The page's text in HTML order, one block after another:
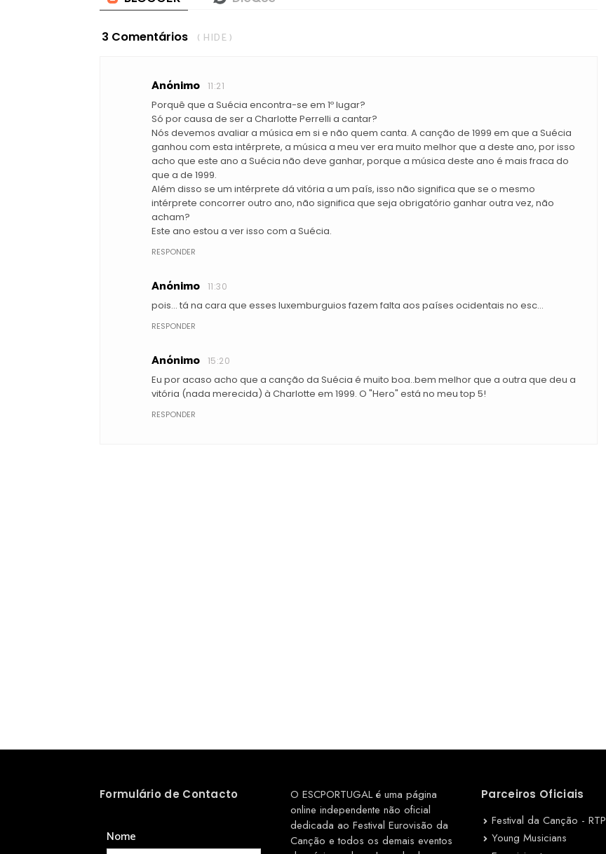
3 Comentários ( HIDE )
Anónimo 11:21
Porquê que a Suécia encontra-se em 1º lugar?
Só por causa de ser a Charlotte Perrelli a cantar?
Nós devemos avaliar a música em si e não quem canta. A canção de 1999 em que a Suécia
ganhou com esta intérprete, a música a meu ver era muito melhor que a deste ano, por isso
acho que este ano a Suécia não deve ganhar, porque a música deste ano é mais fraca do
que a de 1999.
Além disso se um intérprete dá vitória a um país, isso não significa que se o mesmo
intérprete concorrer outro ano, não significa que seja obrigatório ganhar outra vez, não
acham?
Este ano estou a ver isso com a Suécia.
RESPONDER
Anónimo 11:30
pois... tá na cara que esses luxemburguios fazem falta aos países ocidentais no esc...
RESPONDER
Anónimo 15:20
Eu por acaso acho que a canção da Suécia é muito boa..bem melhor que a outra que deu a
vitória (nada merecida) à Charlotte em 1999. O "Hero" está no meu top 5!
RESPONDER
Formulário de Contacto
Nome
O ESCPORTUGAL é uma página
online independente não oficial
dedicada ao Festival Eurovisão da
Canção e todos os demais eventos
Parceiros Oficiais
Festival da Canção - RTP
Young Musicians